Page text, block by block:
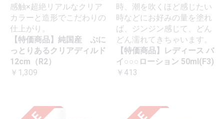
感触×超絶リアルなクリア
カラーと造形でこだわりの
仕上がり。
【特価商品】純国産 ぷに
っとりあるクリアディルド
12cm（R2）
￥1,309
時、潮を吹くほど感じたい
時などにお好みの量を塗れ
ば、ジンジン感じて、どん
どん濡れてきちゃいます。
【特価商品】レディース バ
イ○○○ローション 50ml(F3)
￥413